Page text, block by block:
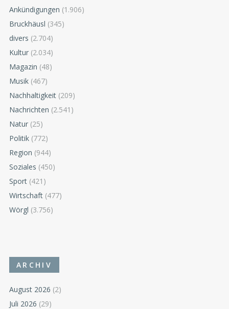
Ankündigungen (1.906)
Bruckhäusl (345)
divers (2.704)
Kultur (2.034)
Magazin (48)
Musik (467)
Nachhaltigkeit (209)
Nachrichten (2.541)
Natur (25)
Politik (772)
Region (944)
Soziales (450)
Sport (421)
Wirtschaft (477)
Wörgl (3.756)
ARCHIV
August 2026 (2)
Juli 2026 (29)